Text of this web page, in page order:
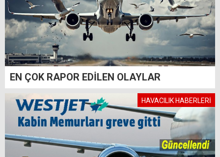
EN ÇOK RAPOR EDİLEN OLAYLAR
HAVACILIK HABERLERİ